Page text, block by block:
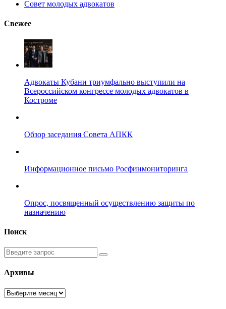
Совет молодых адвокатов
Свежее
Адвокаты Кубани триумфально выступили на
Всероссийском конгрессе молодых адвокатов в
Костроме
Обзор заседания Совета АПКК
Информационное письмо Росфинмониторинга
Опрос, посвященный осуществлению защиты по
назначению
Поиск
Введите
запрос
Архивы
Архивы